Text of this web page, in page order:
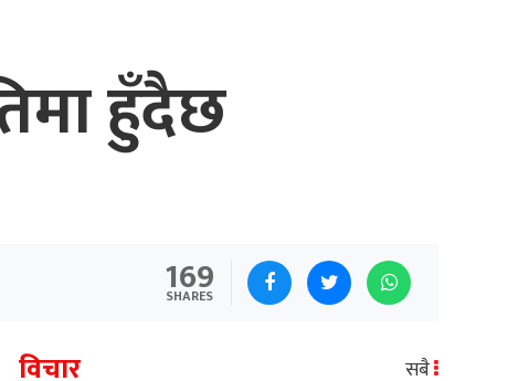
हुँदैछ
169
SHARES
विचार सबै